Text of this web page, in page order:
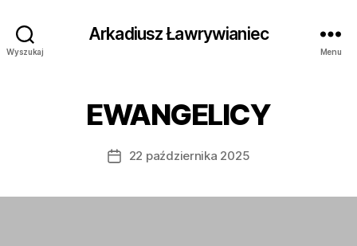
Wyszukaj
Arkadiusz Ławrywianiec
Menu
EWANGELICY
Data22 października 2025